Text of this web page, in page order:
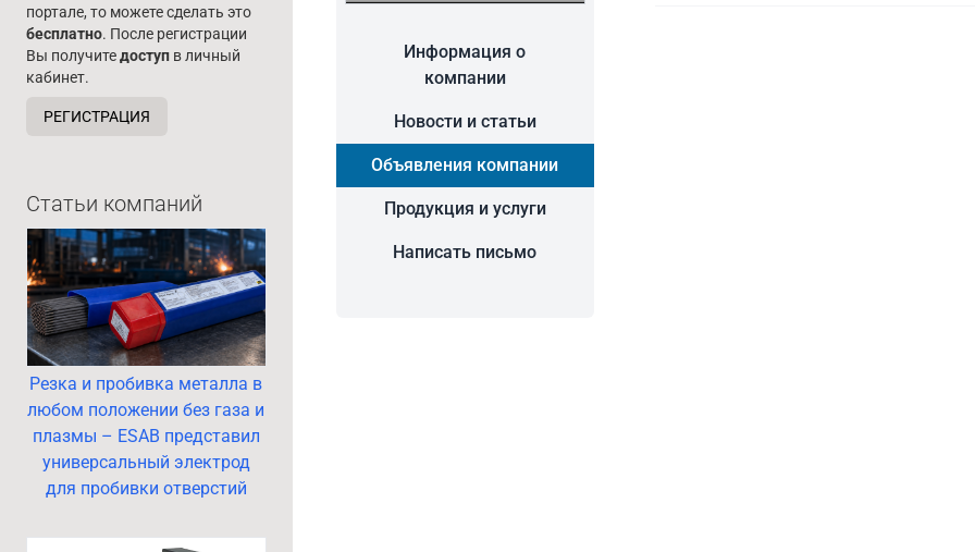
портале, то можете сделать это
бесплатно. После регистрации
Вы получитедоступ в личный
кабинет.
РЕГИСТРАЦИЯ
Статьи компаний
Резка и пробивка металла в
любом положении без газа и
плазмы – ESAB представил
универсальный электрод
для пробивки отверстий
Информация о
компании
Новости и статьи
Объявления компании
Продукция и услуги
Написать письмо